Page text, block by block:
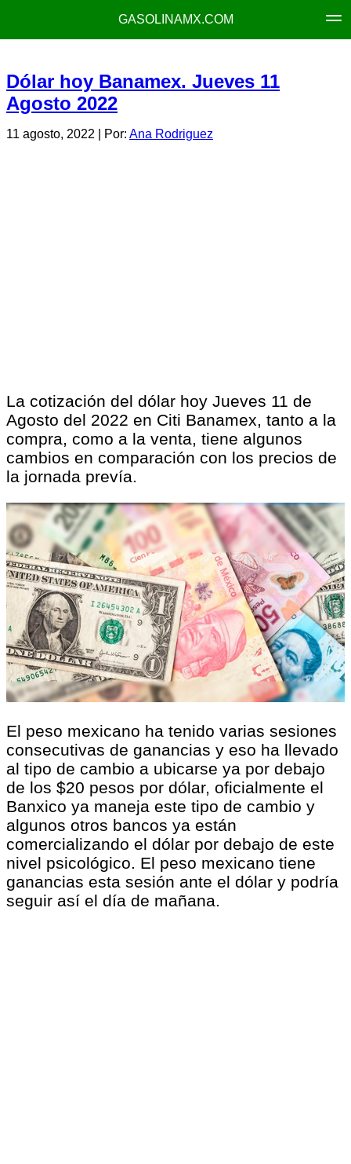
GASOLINAMX.COM
Dólar hoy Banamex. Jueves 11
Agosto 2022
11 agosto, 2022 | Por: Ana Rodriguez
La cotización del dólar hoy Jueves 11 de
Agosto del 2022 en Citi Banamex, tanto a la
compra, como a la venta, tiene algunos
cambios en comparación con los precios de
la jornada prevía.
El peso mexicano ha tenido varias sesiones
consecutivas de ganancias y eso ha llevado
al tipo de cambio a ubicarse ya por debajo
de los $20 pesos por dólar, oficialmente el
Banxico ya maneja este tipo de cambio y
algunos otros bancos ya están
comercializando el dólar por debajo de este
nivel psicológico. El peso mexicano tiene
ganancias esta sesión ante el dólar y podría
seguir así el día de mañana.